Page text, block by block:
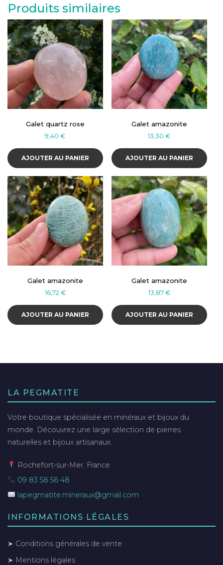
Produits similaires
Galet quartz rose
9,40€
AJOUTER AU PANIER
Galet amazonite
13,30€
AJOUTER AU PANIER
Galet amazonite
16,72 €
AJOUTER AU PANIER
Galet amazonite
13,87€
AJOUTER AU PANIER
LA PEGMATITE
Votre boutique spécialisée en minéraux et bijoux du
monde. Découvrez une large sélection de pierres
naturelles et bijoux artisanaux.
Rochefort-sur-Mer, France
09 83 58 56 48
lapegmatite.mineraux@gmail.com
INFORMATIONS LÉGALES
➤ Conditions générales de vente
➤ Mentions légales